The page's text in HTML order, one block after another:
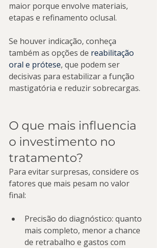
maior porque envolve materiais,
etapas e refinamento oclusal.
Se houver indicação, conheça
também as opções de reabilitação
oral e prótese, que podem ser
decisivas para estabilizar a função
mastigatória e reduzir sobrecargas.
O que mais influencia
o investimento no
tratamento?
Para evitar surpresas, considere os
fatores que mais pesam no valor
final:
Precisão do diagnóstico: quanto
mais completo, menor a chance
de retrabalho e gastos com